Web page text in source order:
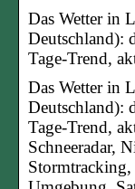
Das Wetter in
Deutschland):
Tage-Trend,
Das Wetter in
Deutschland):
Tage-Trend,
Schneeradar,
Stormtracking,